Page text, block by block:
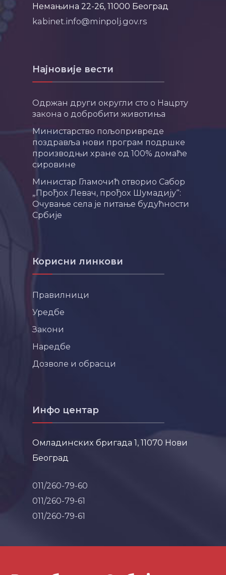
Немањина 22-26, 11000 Београд
kabinet.info@minpolj.gov.rs
Најновије вести
Одржан други округли сто о Нацрту
закона о добробити животиња
Министарство пољопривреде
поздравља нови програм подршке
производњи хране од 100% домаће
сировине
Министар Гламочић отворио Сабор
„Прођох Левач, прођох Шумадију“:
Очување села је питање будућности
Србије
Корисни линкови
Правилници
Уредбе
Закони
Наредбе
Дозволе и обрасци
Инфо центар
Омладинских бригада 1, 11070 Нови
Београд
011/260-79-60
011/260-79-61
011/260-79-61